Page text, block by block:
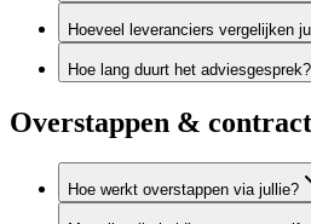
Hoeveel leveranciers vergelijken
Hoe lang duurt het adviesgesprek?
Overstappen & contract
Hoe werkt overstappen via jullie?